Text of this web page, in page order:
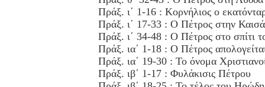
Πράξ. ι΄ 1-16 : Κορνήλιος ο
Πράξ. ι΄ 17-33 : Ο Πέτρος στην
Πράξ. ι΄ 34-48 : Ο Πέτρος στο σπίτι
Πράξ. ια΄ 1-18 : Ο Πέτρος
Πράξ. ια΄ 19-30 : Το όνομα
Πράξ. ιβ΄ 1-17 : Φυλάκισις Πέτρου